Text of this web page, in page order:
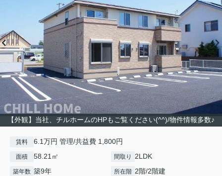
【外観】当社、チルホームのHPもご覧ください(^^)/物件情報多数♪
賃料 6.1万円 管理/共益費 1,800円
面積 58.21㎡ 間取り 2LDK
築年数 築9年 所在階 2階/2階建